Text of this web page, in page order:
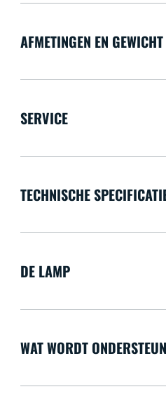
AFMETINGEN EN
SERVICE
TECHNISCHE
DE LAMP
WAT WORDT